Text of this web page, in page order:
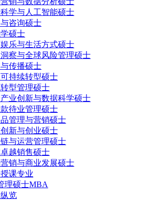
学与人工智能硕士
咨询硕士
硕士
乐与生活方式硕士
察与全球风险管理硕士
传播硕士
持续转型硕士
型管理硕士
业创新与数据科学硕士
待业管理硕士
管理与营销硕士
新与创业硕士
与运营管理硕士
越销售硕士
销与商业发展硕士
课专业
理硕士MBA
览